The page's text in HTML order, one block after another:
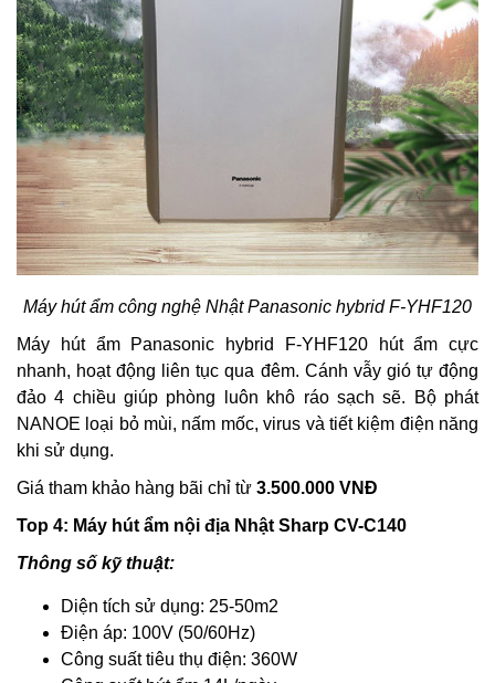
Máy hút ẩm công nghệ Nhật Panasonic hybrid F-YHF120
Máy hút ẩm Panasonic hybrid F-YHF120 hút ẩm cực
nhanh, hoạt động liên tục qua đêm. Cánh vẫy gió tự động
đảo 4 chiều giúp phòng luôn khô ráo sạch sẽ. Bộ phát
NANOE loại bỏ mùi, nấm mốc, virus và tiết kiệm điện năng
khi sử dụng.
Giá tham khảo hàng bãi chỉ từ 3.500.000 VNĐ
Top 4: Máy hút ẩm nội địa Nhật Sharp CV-C140
Thông số kỹ thuật:
Diện tích sử dụng: 25-50m2
Điện áp: 100V (50/60Hz)
Công suất tiêu thụ điện: 360W